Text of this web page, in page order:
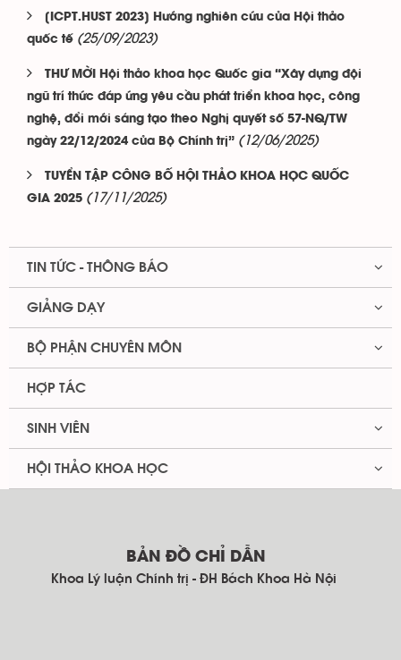
[ICPT.HUST 2023] Hướng nghiên cứu của Hội thảo
quốc tế (25/09/2023)
THƯ MỜI Hội thảo khoa học Quốc gia “Xây dựng đội
ngũ trí thức đáp ứng yêu cầu phát triển khoa học, công
nghệ, đổi mới sáng tạo theo Nghị quyết số 57-NQ/TW
ngày 22/12/2024 của Bộ Chính trị” (12/06/2025)
TUYỂN TẬP CÔNG BỐ HỘI THẢO KHOA HỌC QUỐC
GIA 2025 (17/11/2025)
TIN TỨC - THÔNG BÁO
GIẢNG DẠY
BỘ PHẬN CHUYÊN MÔN
HỢP TÁC
SINH VIÊN
HỘI THẢO KHOA HỌC
BẢN ĐỒ CHỈ DẪN
Khoa Lý luận Chính trị - ĐH Bách Khoa Hà Nội